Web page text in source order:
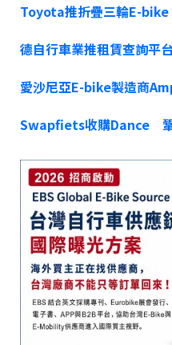
Toyota推折疊三輪E-
德自行車業推租賃查詢平
愛沙尼亞E-bike製造商
Swapfiets收購Dance